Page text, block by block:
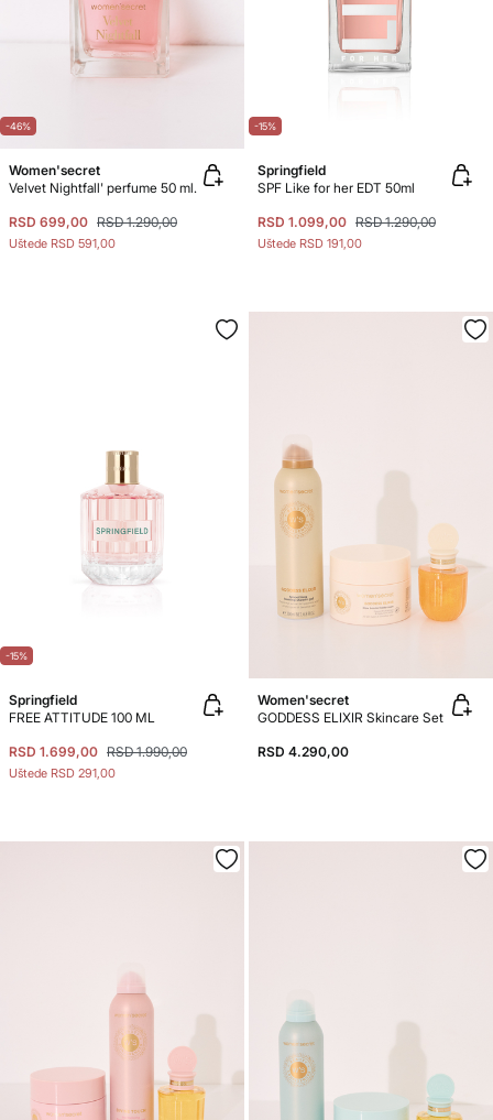
-46%
Women'secret
Velvet Nightfall' perfume 50 ml.
RSD 699,00 RSD 1.290,00
Uštede RSD 591,00
-15%
Springfield
SPF Like for her EDT 50ml
RSD 1.099,00 RSD 1.290,00
Uštede RSD 191,00
-15%
Springfield
FREE ATTITUDE 100 ML
RSD 1.699,00 RSD 1.990,00
Uštede RSD 291,00
Women'secret
GODDESS ELIXIR Skincare Set
RSD 4.290,00